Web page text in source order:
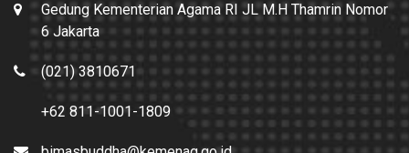
Gedung Kementerian Agama RI JL M.H Thamrin Nomor
6 Jakarta
(021) 3810671
+62 811-1001-1809